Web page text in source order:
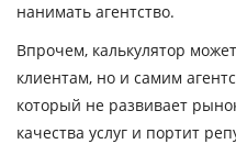
нанимать агентство.
Впрочем, калькулятор
клиентам, но и самим
который не развивает
качества услуг и портит